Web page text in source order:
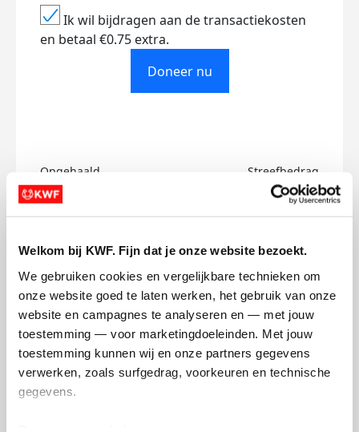
Welkom bij KWF. Fijn dat je onze website bezoekt.
We gebruiken cookies en vergelijkbare technieken om
onze website goed te laten werken, het gebruik van onze
website en campagnes te analyseren en — met jouw
toestemming — voor marketingdoeleinden. Met jouw
toestemming kunnen wij en onze partners gegevens
verwerken, zoals surfgedrag, voorkeuren en technische
gegevens.
Ik wil bijdragen aan de transactiekosten
en betaal €0.75 extra.
Doneer nu
Opgehaald
€1
Streefbedrag
€500
Mijn activiteiten volgen